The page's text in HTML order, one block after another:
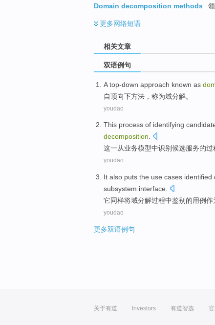
Domain decomposition methods
更多网络短语
相关文章
双语例句
A top-down approach known as
自顶向下方法 ， 称为域分解。
youdao
This process of identifying
decomposition.
这一从业务模型中识别候选服务的过
youdao
It also puts the use cases identified
subsystem interface.
它同样将域分解过程中鉴别 的用例作
youdao
更多双语例句
关于有道 Investors 有道智选